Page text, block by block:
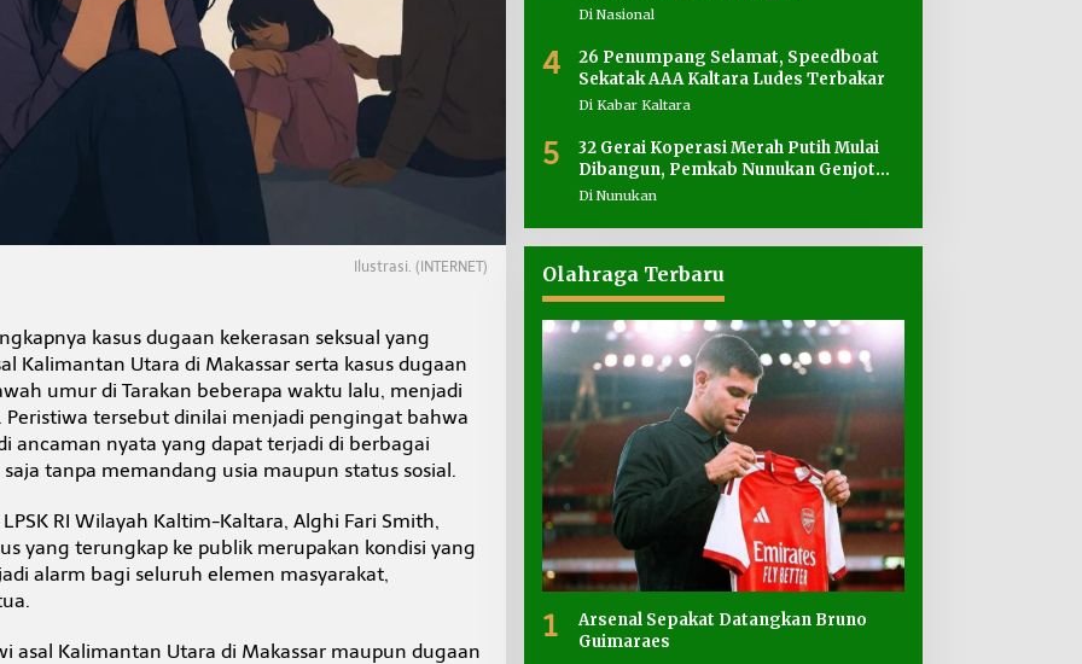
Ilustrasi. (INTERNET)
kasus dugaan kekerasan seksual yang
Kalimantan Utara di Makassar serta kasus dugaan
umur di Tarakan beberapa waktu lalu, menjadi
Peristiwa tersebut dinilai menjadi pengingat bahwa
ancaman nyata yang dapat terjadi di berbagai
tanpa memandang usia maupun status sosial.
RI Wilayah Kaltim-Kaltara, Alghi Fari Smith,
yang terungkap ke publik merupakan kondisi yang
alarm bagi seluruh elemen masyarakat,
asal Kalimantan Utara di Makassar maupun dugaan
Di Nasional
4
26 Penumpang Selamat, Speedboat
Sekatak AAA Kaltara Ludes Terbakar
Di Kabar Kaltara
5
32 Gerai Koperasi Merah Putih Mulai
Dibangun, Pemkab Nunukan Genjot
Penyediaan Lahan
Di Nunukan
Olahraga Terbaru
1
Arsenal Sepakat Datangkan Bruno
Guimaraes